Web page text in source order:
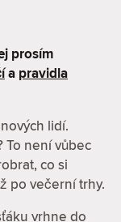
prosím
a pravidla
lidí.
To není vůbec
co si
po večerní trhy.
vrhne do